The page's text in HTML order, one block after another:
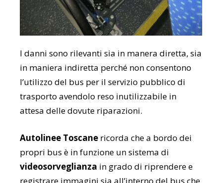
I danni sono rilevanti sia in manera diretta, sia
in maniera indiretta perché non consentono
l’utilizzo del bus per il servizio pubblico di
trasporto avendolo reso inutilizzabile in
attesa delle dovute riparazioni.
Autolinee Toscane ricorda che a bordo dei
propri bus è in funzione un sistema di
videosorveglianza in grado di riprendere e